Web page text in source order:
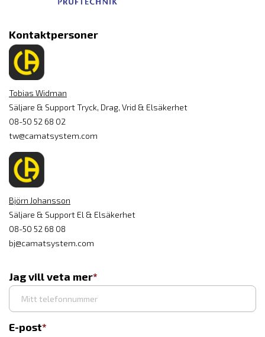
Kontaktpersoner
Tobias Widman
Säljare & Support Tryck, Drag, Vrid & Elsäkerhet
08-50 52 68 02
tw@camatsystem.com
Björn Johansson
Säljare & Support El & Elsäkerhet
08-50 52 68 08
bj@camatsystem.com
Jag vill veta mer
E-post